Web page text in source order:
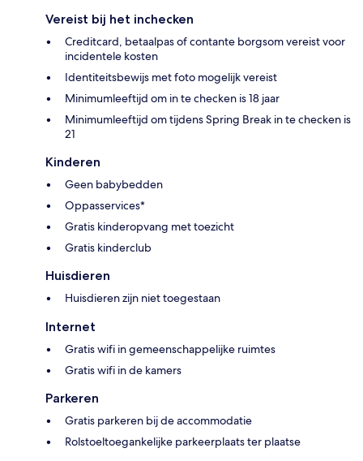
Vereist bij het inchecken
Creditcard, betaalpas of contante borgsom vereist voor
incidentele kosten
Identiteitsbewijs met foto mogelijk vereist
Minimumleeftijd om in te checken is 18 jaar
Minimumleeftijd om tijdens Spring Break in te checken is
21
Kinderen
Geen babybedden
Oppasservices*
Gratis kinderopvang met toezicht
Gratis kinderclub
Huisdieren
Huisdieren zijn niet toegestaan
Internet
Gratis wifi in gemeenschappelijke ruimtes
Gratis wifi in de kamers
Parkeren
Gratis parkeren bij de accommodatie
Rolstoeltoegankelijke parkeerplaats ter plaatse